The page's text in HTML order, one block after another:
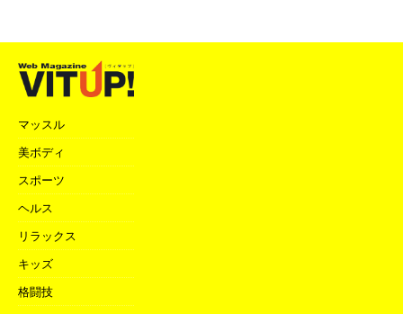
マッスル
美ボディ
スポーツ
ヘルス
リラックス
キッズ
格闘技